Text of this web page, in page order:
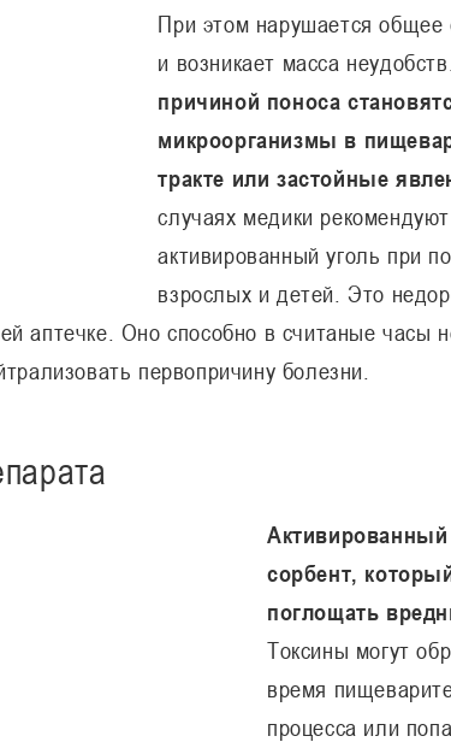
При этом нарушается общее
и возникает масса
причиной поноса
микроорганизмы в
тракте или застойные
случаях медики рекомендуют
активированный уголь при
взрослых и детей. Это
аптечке. Оно способно в считаные часы
первопричину болезни.
Активированный
сорбент,
поглощать
Токсины могут
время
процесса или